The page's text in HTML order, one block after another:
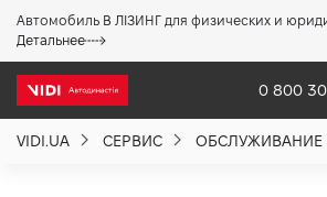
Автомобиль В ЛІЗИНГ для физических и
Детальнее
0 800
VIDI.UA СЕРВИС ОБСЛУЖИВАНИЕ